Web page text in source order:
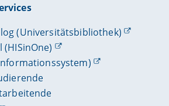
(Universitätsbibliothek)